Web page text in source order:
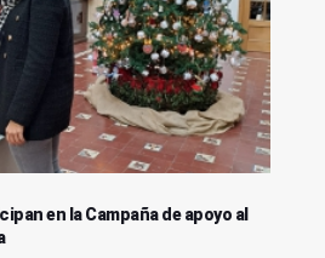
en la Campaña de apoyo al